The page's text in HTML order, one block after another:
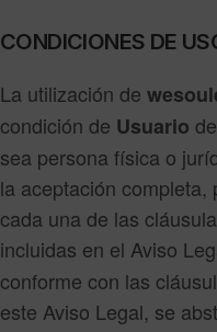
CONDICIONES DE
La utilización de
condición de Usuario
sea persona física o
la aceptación
cada una de las
incluidas en el Aviso
conforme con las
este Aviso Legal, se